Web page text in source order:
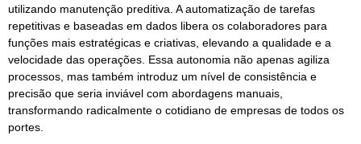
utilizando manutenção preditiva. A automatização de tarefas
repetitivas e baseadas em dados libera os colaboradores para
funções mais estratégicas e criativas, elevando a qualidade e a
velocidade das operações. Essa autonomia não apenas agiliza
processos, mas também introduz um nível de consistência e
precisão que seria inviável com abordagens manuais,
transformando radicalmente o cotidiano de empresas de todos os
portes.